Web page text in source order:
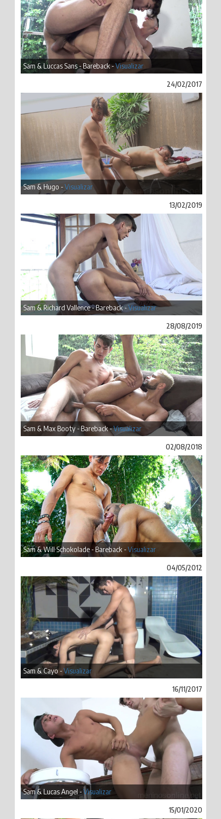
Sam & Luccas Sans - Bareback -Visualizar
24/02/2017
Sam & Hugo -Visualizar
13/02/2019
Sam & Richard Vallence - Bareback -Visualizar
28/08/2019
Sam & Max Booty - Bareback -Visualizar
02/08/2018
Sam & Will Schokolade - Bareback -Visualizar
04/05/2012
Sam & Cayo -Visualizar
16/11/2017
Sam & Lucas Angel -Visualizar
15/01/2020